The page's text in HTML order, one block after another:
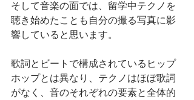
そして音楽の面では、留学中テクノを
聴き始めたことも自分の撮る写真に影
響していると思います。
歌詞とビートで構成されているヒップ
ホップとは異なり、テクノはほぼ歌詞
がなく、音のそれぞれの要素と全体的